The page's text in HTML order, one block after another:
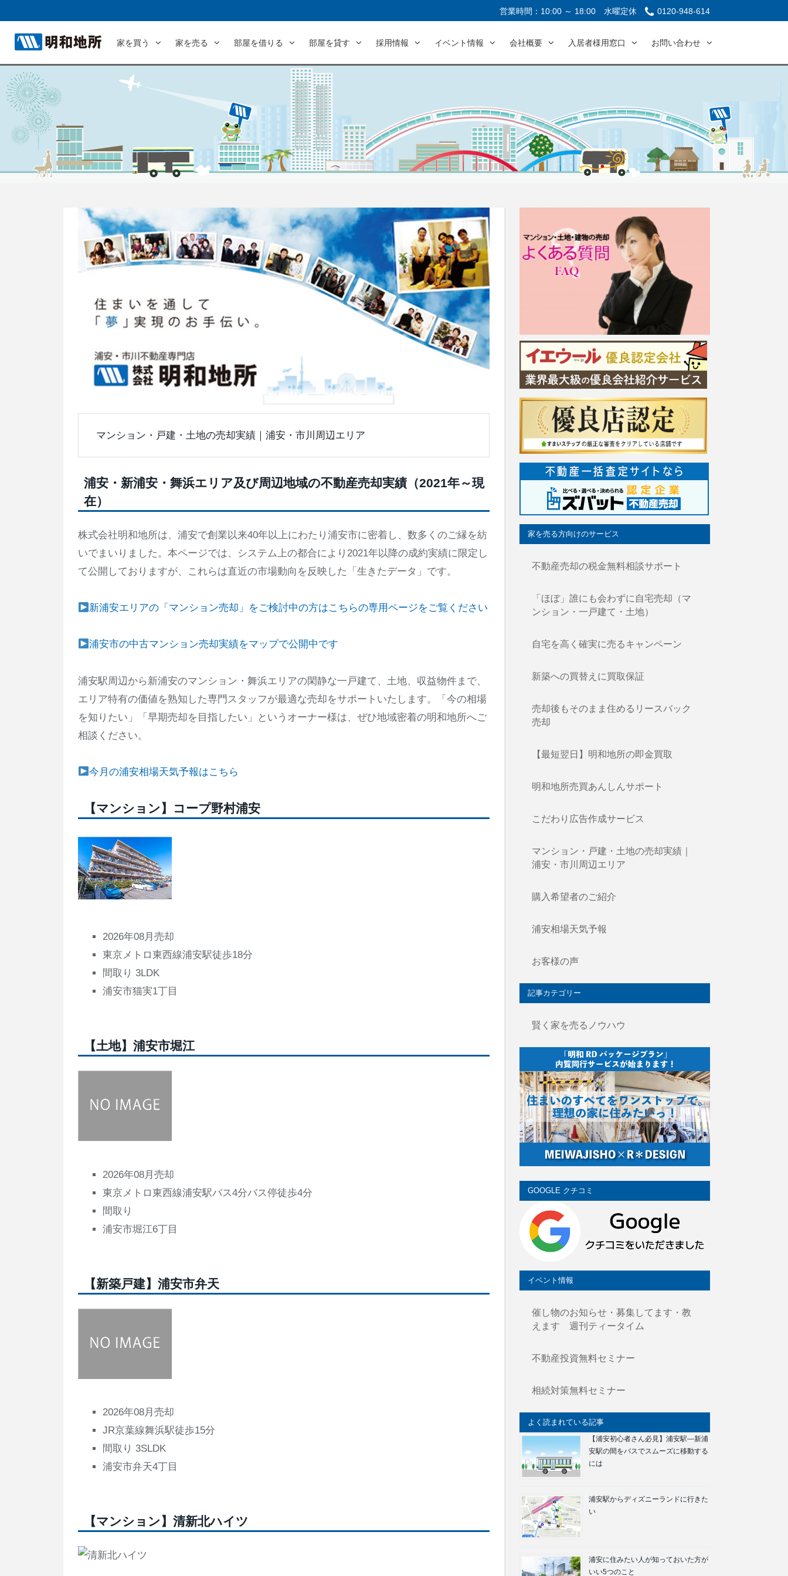
営業時間：10:00 ～ 18:00 水曜定休 0120-948-614
家を買う 家を売る 部屋を借りる 部屋を貸す 採用情報 イベント情報 会社概要 入居者様用窓口 お問い合わせ
マンション・戸建・土地の売却実績｜浦安・市川周辺エリア
浦安・新浦安・舞浜エリア及び周辺地域の不動産売却実績（2021年～現
在）
株式会社明和地所は、浦安で創業以来40年以上にわたり浦安市に密着し、数多くのご縁を紡
いでまいりました。本ページでは、システム上の都合により2021年以降の成約実績に限定し
て公開しておりますが、これらは直近の市場動向を反映した「生きたデータ」です。
新浦安エリアの「マンション売却」をご検討中の方はこちらの専用ページをご覧ください
浦安市の中古マンション売却実績をマップで公開中です
浦安駅周辺から新浦安のマンション・舞浜エリアの閑静な一戸建て、土地、収益物件まで、
エリア特有の価値を熟知した専門スタッフが最適な売却をサポートいたします。「今の相場
を知りたい」「早期売却を目指したい」というオーナー様は、ぜひ地域密着の明和地所へご
相談ください。
今月の浦安相場天気予報はこちら
【マンション】コープ野村浦安
2026年08月売却
東京メトロ東西線浦安駅徒歩18分
間取り 3LDK
浦安市猫実1丁目
【土地】浦安市堀江
2026年08月売却
東京メトロ東西線浦安駅バス4分バス停徒歩4分
間取り
浦安市堀江6丁目
【新築戸建】浦安市弁天
2026年08月売却
JR京葉線舞浜駅徒歩15分
間取り 3SLDK
浦安市弁天4丁目
【マンション】清新北ハイツ
家を売る方向けのサービス
不動産売却の税金無料相談サポート
「ほぼ」誰にも会わずに自宅売却（マ
ンション・一戸建て・土地）
自宅を高く確実に売るキャンペーン
新築への買替えに買取保証
売却後もそのまま住めるリースバック
売却
【最短翌日】明和地所の即金買取
明和地所売買あんしんサポート
こだわり広告作成サービス
マンション・戸建・土地の売却実績｜
浦安・市川周辺エリア
購入希望者のご紹介
浦安相場天気予報
お客様の声
記事カテゴリー
賢く家を売るノウハウ
GOOGLE クチコミ
イベント情報
催し物のお知らせ・募集してます・教
えます 週刊ティータイム
不動産投資無料セミナー
相続対策無料セミナー
よく読まれている記事
【浦安初心者さん必見】浦安駅―新浦
安駅の間をバスでスムーズに移動する
には
浦安駅からディズニーランドに行きた
い
浦安に住みたい人が知っておいた方が
いい5つのこと